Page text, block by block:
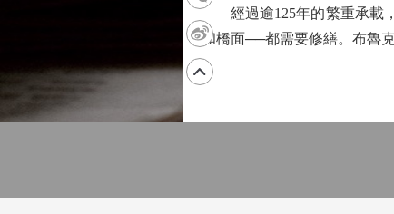
經過逾125年的繁重承載，
和橋面──都需要修繕。布魯